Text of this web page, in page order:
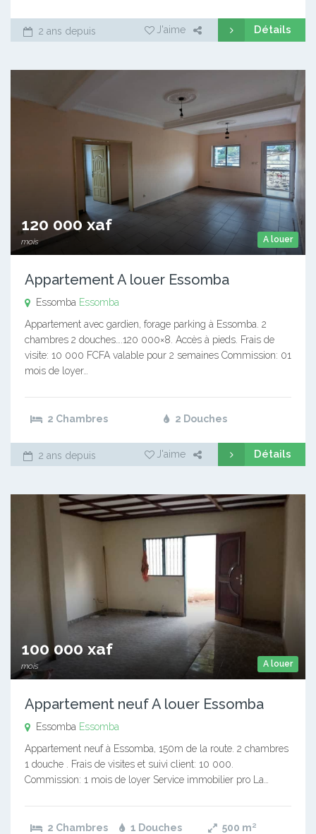
2 ans depuis J'aime Détails
A louer
120 000 xaf
mois
Appartement A louer Essomba
Essomba Essomba
Appartement avec gardien, forage parking à Essomba. 2
chambres 2 douches….120 000×8. Accès à pieds. Frais de
visite: 10 000 FCFA valable pour 2 semaines Commission: 01
mois de loyer…
2 Chambres 2 Douches
2 ans depuis J'aime Détails
A louer
100 000 xaf
mois
Appartement neuf A louer Essomba
Essomba Essomba
Appartement neuf à Essomba, 150m de la route. 2 chambres
1 douche . Frais de visites et suivi client: 10 000.
Commission: 1 mois de loyer Service immobilier pro La…
2 Chambres 1 Douches 500 m²